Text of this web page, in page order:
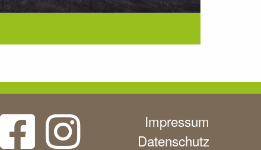
Impressum
Datenschutz